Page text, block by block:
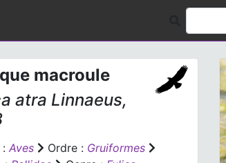
macroule
atra Linnaeus,
: Aves Ordre : Gruiformes